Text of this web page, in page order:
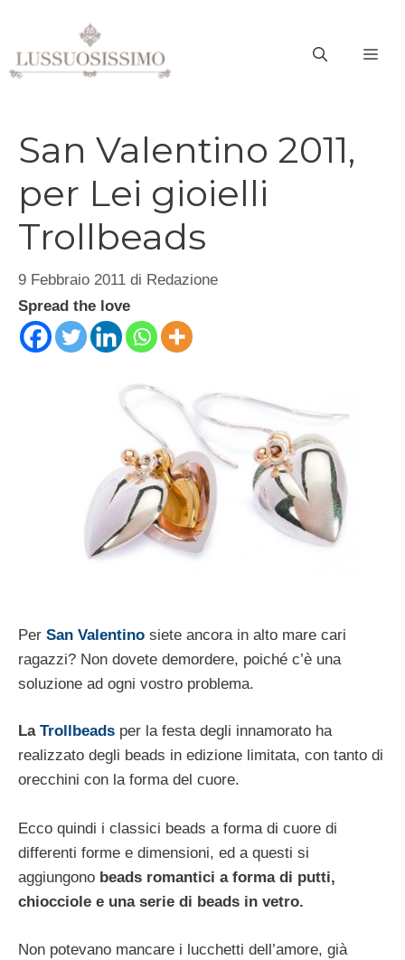
contenuto
San Valentino 2011,
per Lei gioielli
Trollbeads
9 Febbraio 2011 di Redazione
Spread the love
Per San Valentino siete ancora in alto mare cari
ragazzi? Non dovete demordere, poiché c’è una
soluzione ad ogni vostro problema.
La Trollbeads per la festa degli innamorato ha
realizzato degli beads in edizione limitata, con tanto di
orecchini con la forma del cuore.
Ecco quindi i classici beads a forma di cuore di
differenti forme e dimensioni, ed a questi si
aggiungono beads romantici a forma di putti,
chiocciole e una serie di beads in vetro.
Non potevano mancare i lucchetti dell’amore, già